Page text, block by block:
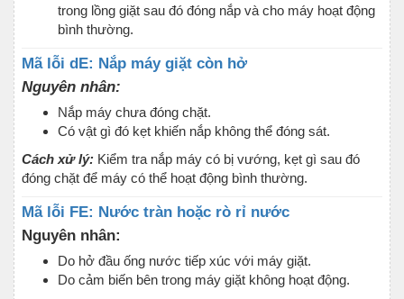
trong lồng giặt sau đó đóng nắp và cho máy hoạt động
bình thường.
Mã lỗi dE: Nắp máy giặt còn hở
Nguyên nhân:
Nắp máy chưa đóng chặt.
Có vật gì đó kẹt khiến nắp không thể đóng sát.
Cách xử lý: Kiểm tra nắp máy có bị vướng, kẹt gì sau đó
đóng chặt để máy có thể hoạt động bình thường.
Mã lỗi FE: Nước tràn hoặc rò rỉ nước
Nguyên nhân:
Do hở đầu ống nước tiếp xúc với máy giặt.
Do cảm biến bên trong máy giặt không hoạt động.